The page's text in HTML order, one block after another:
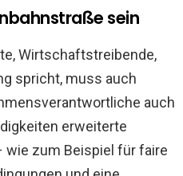
sein
Wirtschaftstreibende,
spricht, muss auch
auch
erweiterte
wie zum Beispiel für faire